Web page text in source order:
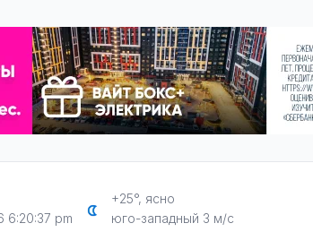
6:20:38 pm
+25°, ясно
юго-западный 3 м/с